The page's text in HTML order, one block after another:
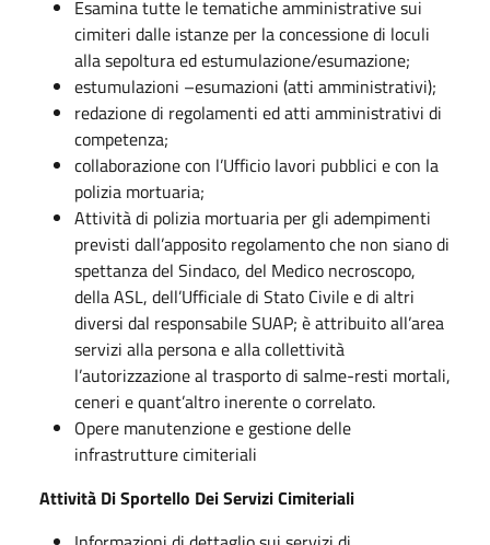
Esamina tutte le tematiche amministrative sui
cimiteri dalle istanze per la concessione di loculi
alla sepoltura ed estumulazione/esumazione;
estumulazioni –esumazioni (atti amministrativi);
redazione di regolamenti ed atti amministrativi di
competenza;
collaborazione con l’Ufficio lavori pubblici e con la
polizia mortuaria;
Attività di polizia mortuaria per gli adempimenti
previsti dall’apposito regolamento che non siano di
spettanza del Sindaco, del Medico necroscopo,
della ASL, dell’Ufficiale di Stato Civile e di altri
diversi dal responsabile SUAP; è attribuito all’area
servizi alla persona e alla collettività
l’autorizzazione al trasporto di salme-resti mortali,
ceneri e quant’altro inerente o correlato.
Opere manutenzione e gestione delle
infrastrutture cimiteriali
Attività Di Sportello Dei Servizi Cimiteriali